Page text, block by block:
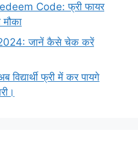
Code: फ्री फायर
मौका
जानें कैसे चेक करें
फ्री में कर पायगे